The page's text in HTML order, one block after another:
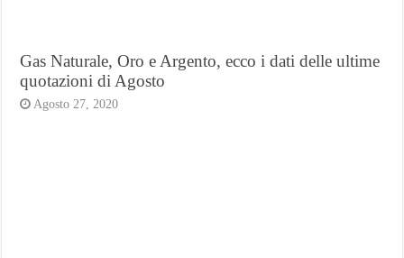
Gas Naturale, Oro e Argento, ecco i dati delle ultime
quotazioni di Agosto
Agosto 27, 2020